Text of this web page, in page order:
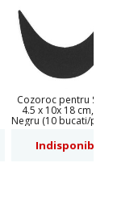
Cozoroc pentru
4.5 x 10x 18 cm, Alb,
Negru (10 bucati/
Indisponibil